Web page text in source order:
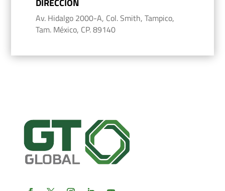
DIRECCIÓN
Av. Hidalgo 2000-A, Col. Smith, Tampico,
Tam. México, CP. 89140